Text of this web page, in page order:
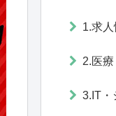
1.求人
2.医
3.IT・